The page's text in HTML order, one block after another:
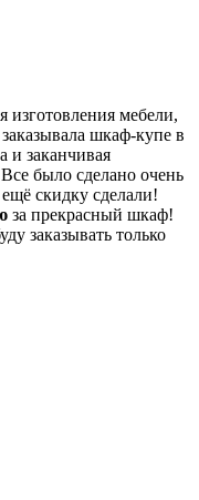
мебели,
шкаф-купе в
и заканчивая
было сделано очень
скидку сделали!
за прекрасный шкаф!
заказывать только